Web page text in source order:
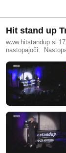
Hit stand up
www.hitstandup.si
nastopajoči:
pa je skrbela še